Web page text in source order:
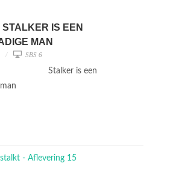
IS EEN
MAN
SBS 6
Stalker is een